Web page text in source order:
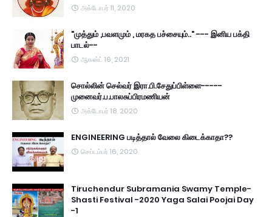
அக்டோபர் 11, 2020
"முத்தும் ,பவளமும் , மரகத பச்சையும்.." --- இனிய பக்தி
பாடல்--
ஆகஸ்ட் 16, 2021
சொல்லின் செல்வர் இரா.பி.சேதுப்பிள்ளை-----
முனைவர்.ப.பாலசுப்பிரமணியன்
அக்டோபர் 18, 2020
ENGINEERING படித்தால் வேலை கிடைக்காதா??
செப்டம்பர் 16, 2020
Tiruchendur Subramania Swamy Temple-
Shasti Festival -2020 Yaga Salai Poojai Day
-1